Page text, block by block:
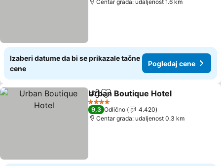
Centar grada: udaljenost 1.6 km
Izaberi datume da bi se prikazale tačne
cene
Pogledaj cene
Deli Dodati u favorite
Urban Boutique Hotel
4 Zvezdice
9,3 Odlično
4.420
Centar grada: udaljenost 0.3 km